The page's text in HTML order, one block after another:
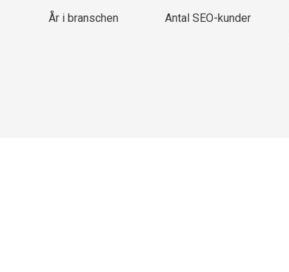
År i branschen Antal SEO-kunder